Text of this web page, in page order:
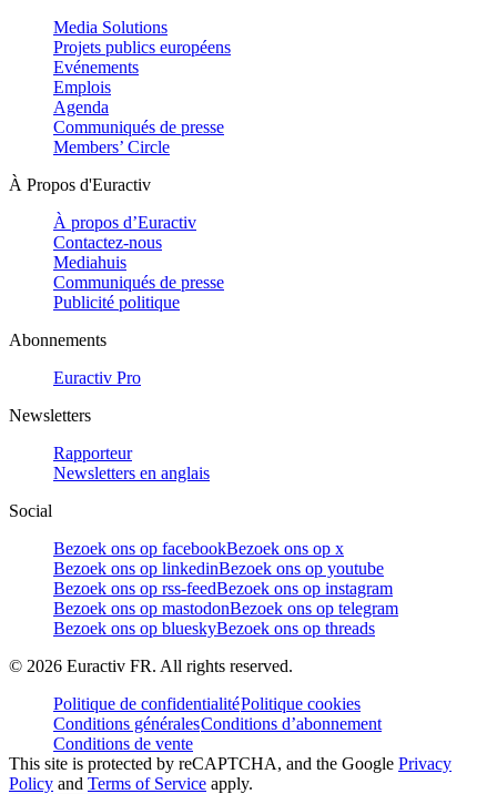
Media Solutions
Projets publics européens
Evénements
Emplois
Agenda
Communiqués de presse
Members’ Circle
À Propos d'Euractiv
À propos d’Euractiv
Contactez-nous
Mediahuis
Communiqués de presse
Publicité politique
Abonnements
Euractiv Pro
Newsletters
Rapporteur
Newsletters en anglais
Social
Bezoek ons op facebookBezoek ons op x
Bezoek ons op linkedinBezoek ons op youtube
Bezoek ons op rss-feedBezoek ons op instagram
Bezoek ons op mastodonBezoek ons op telegram
Bezoek ons op blueskyBezoek ons op threads
© 2026 Euractiv FR. All rights reserved.
Politique de confidentialitéPolitique cookies
Conditions généralesConditions d’abonnement
Conditions de vente
This site is protected by reCAPTCHA, and the Google Privacy
Policy and Terms of Service apply.